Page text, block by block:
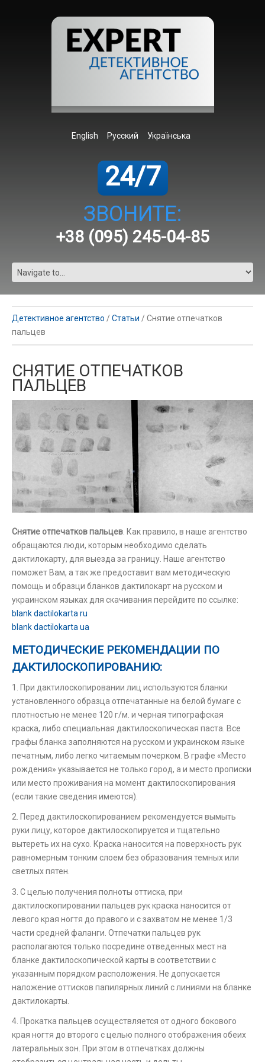
English Русский Українська
24/7
ЗВОНИТЕ:
+38 (095) 245-04-85
Детективное агентство /Статьи /Снятие отпечатков
пальцев
СНЯТИЕ ОТПЕЧАТКОВ
ПАЛЬЦЕВ
Снятие отпечатков пальцев . Как правило, в наше агентство
обращаются люди, которым необходимо сделать
дактилокарту, для выезда за границу. Наше агентство
поможет Вам, а так же предоставит вам методическую
помощь и образци бланков дактилокарт на русском и
украинском языках для скачивания перейдите по ссылке:
blank dactilokarta ru
blank dactilokarta ua
МЕТОДИЧЕСКИЕ РЕКОМЕНДАЦИИ ПО
ДАКТИЛОСКОПИРОВАНИЮ:
1. При дактилоскопировании лиц используются бланки
установленного образца отпечатанные на белой бумаге с
плотностью не менее 120 г/м. и черная типографская
краска, либо специальная дактилоскопическая паста. Все
графы бланка заполняются на русском и украинском языке
печатным, либо легко читаемым почерком. В графе «Место
рождения» указывается не только город, а и место прописки
или место проживания на момент дактилоскопирования
(если такие сведения имеются).
2. Перед дактилоскопированием рекомендуется вымыть
руки лицу, которое дактилоскопируется и тщательно
вытереть их на сухо. Краска наносится на поверхность рук
равномерным тонким слоем без образования темных или
светлых пятен.
3. С целью получения полноты оттиска, при
дактилоскопировании пальцев рук краска наносится от
левого края ногтя до правого и с захватом не менее 1/3
части средней фаланги. Отпечатки пальцев рук
располагаются только посредине отведенных мест на
бланке дактилоскопической карты в соответствии с
указанным порядком расположения. Не допускается
наложение оттисков папилярных линий с линиями на бланке
дактилокарты.
4. Прокатка пальцев осуществляется от одного бокового
края ногтя до второго с целью полного отображения обеих
латеральных зон. При этом в отпечатках должны